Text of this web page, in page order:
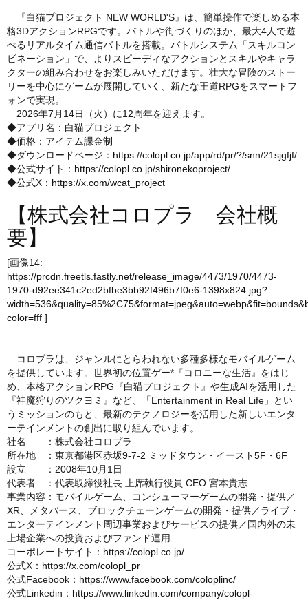
『白猫プロジェクト NEW WORLD'S』は、簡単操作で楽しめる本
格3DアクションRPGです。バトルや街づくりのほか、最大4人で遊
べるリアルタイム通信バトルを搭載。バトルシステム「スキルコン
ビネーション」で、よりスピーディなアクションとスキルやキャラ
クターの組み合わせをお楽しみいただけます。壮大な冒険のストー
リーを中心にゲームが展開していく、新たな王道RPGをスマートフ
ォンで実現。
2026年7月14日（火）に12周年を迎えます。
◆アプリ名：白猫プロジェクト
◆価格：アイテム課金制
◆ダウンロードページ： https://colopl.co.jp/app/rd/pr/?/snn/21sjgfjf/
◆公式サイト： https://colopl.co.jp/shironekoproject/
◆公式X： https://x.com/wcat_project
【株式会社コロプラ 会社概
要】
[画像14:
https://prcdn.freetls.fastly.net/release_image/4473/1970/4473-
1970-d92ee341c2ed2bfbe3bb92f496b7f0e6-1398x824.jpg?
color=fff ]
コロプラは、ジャンルにとらわれない多種多様なモバイルゲーム
を提供しています。世界初の位置ゲー*『コロニーな生活』をはじ
め、本格アクションRPG『白猫プロジェクト』や生成AIを活用した
『神魔狩りのツクヨミ』など、「Entertainment in Real Life」とい
うミッションのもと、最新のテクノロジーを活用した新しいエンタ
ーテインメントの創出に取り組んでいます。
社名 ：株式会社コロプラ
所在地 ：東京都港区赤坂9-7-2 ミッドタウン・イースト5F・6F
設立 ：2008年10月1日
代表者 ：代表取締役社長 上席執行役員 CEO 宮本貴志
事業内容：モバイルゲーム、コンシューマーゲームの開発・提供／
XR、メタバース、ブロックチェーンゲームの開発・提供／ライブ・
エンターテインメント周辺事業およびサービスの提供／国内外の未
上場企業への投資およびファンド運用
コーポレートサイト： https://colopl.co.jp/
公式X： https://x.com/colopl_pr
公式Facebook： https://www.facebook.com/coloplinc/
公式Linkedin： https://www.linkedin.com/company/colopl-